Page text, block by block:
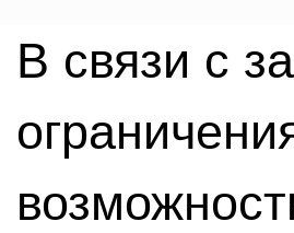
В связи с